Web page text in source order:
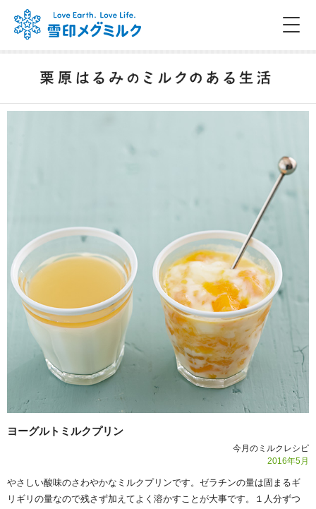
ヨーグルトミルクプリン
今月のミルクレシピ
2016年5月
やさしい酸味のさわやかなミルクプリンです。ゼラチンの量は固まるギ
リギリの量なので残さず加えてよく溶かすことが大事です。１人分ずつ